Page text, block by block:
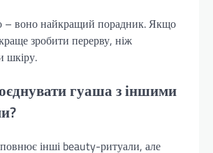
– воно найкращий порадник. Якщо
зробити перерву, ніж
шкіру.
гуаша з іншими
інші beauty-ритуали, але